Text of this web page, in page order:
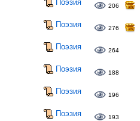
Поэзия 206
Поэзия 276
Поэзия 264
Поэзия 188
Поэзия 196
Поэзия 193